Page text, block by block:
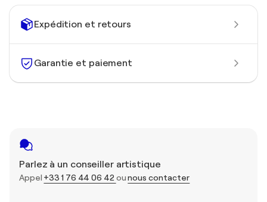
Expédition et retours
Garantie et paiement
Parlez à un conseiller artistique
Appel +33 1 76 44 06 42 ounous contacter